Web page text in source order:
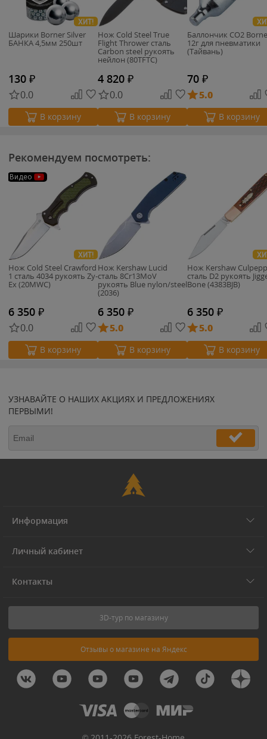
ХИТ!
Шарики Borner Silver
БАНКА 4,5мм 250шт
130 ₽
0.0
В корзину
Нож Cold Steel True
Flight Thrower сталь
Carbon steel рукоять
нейлон (80TFTC)
4 820 ₽
0.0
В корзину
Баллончик CO2
12г для пневматики
(Тайвань)
70 ₽
5.0
В корзину
Рекомендуем посмотреть:
Видео
ХИТ!
Нож Cold Steel Crawford
1 сталь 4034 рукоять Zy-
Ex (20MWC)
6 350 ₽
0.0
В корзину
Нож Kershaw Lucid
cталь 8Cr13MoV
рукоять Blue nylon/steel
(2036)
6 350 ₽
5.0
В корзину
Нож Kershaw
сталь D2 рукоять
Bone (4383BJB)
6 350 ₽
5.0
В корзину
УЗНАВАЙТЕ О НАШИХ АКЦИЯХ И ПРЕДЛОЖЕНИЯХ
ПЕРВЫМИ!
Информация
Личный кабинет
Контакты
3D-тур по магазину
Отзывы о магазине на Яндекс